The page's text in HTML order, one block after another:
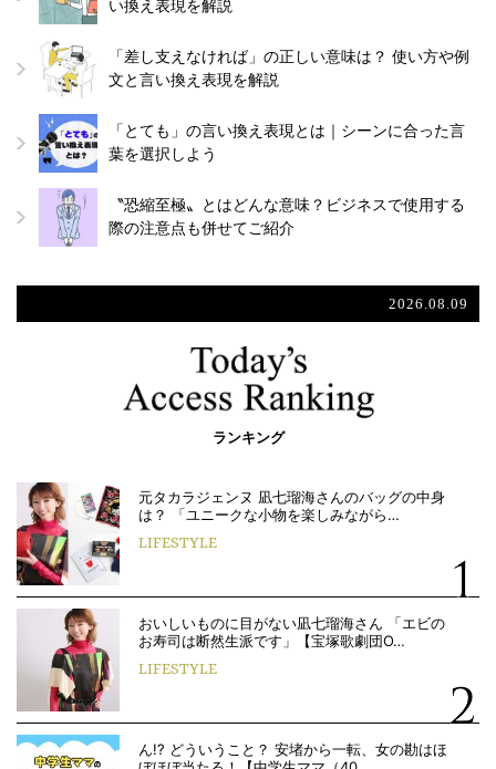
い換え表現を解説
「差し支えなければ」の正しい意味は？ 使い方や例
文と言い換え表現を解説
「とても」の言い換え表現とは｜シーンに合った言
葉を選択しよう
〝恐縮至極〟とはどんな意味？ビジネスで使用する
際の注意点も併せてご紹介
2026.08.09
ランキング
元タカラジェンヌ 凪七瑠海さんのバッグの中身
は？ 「ユニークな小物を楽しみながら…
LIFESTYLE
おいしいものに目がない凪七瑠海さん 「エビの
お寿司は断然生派です」【宝塚歌劇団O…
LIFESTYLE
ん!? どういうこと？ 安堵から一転、女の勘はほ